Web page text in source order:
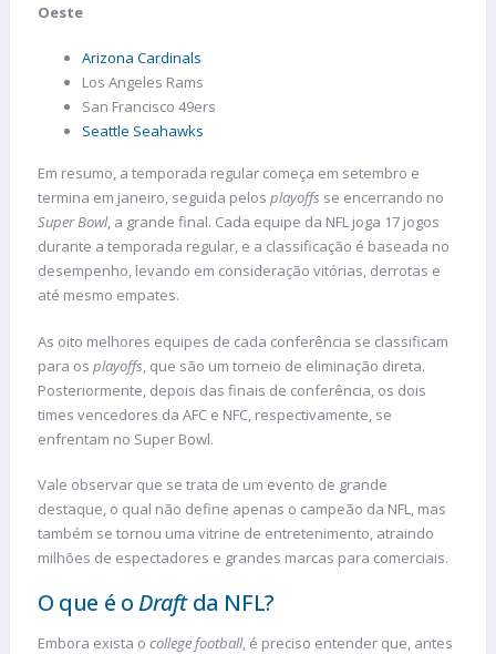
Oeste
Arizona Cardinals
Los Angeles Rams
San Francisco 49ers
Seattle Seahawks
Em resumo, a temporada regular começa em setembro e
termina em janeiro, seguida pelos playoffs se encerrando no
Super Bowl, a grande final. Cada equipe da NFL joga 17 jogos
durante a temporada regular, e a classificação é baseada no
desempenho, levando em consideração vitórias, derrotas e
até mesmo empates.
As oito melhores equipes de cada conferência se classificam
para os playoffs, que são um torneio de eliminação direta.
Posteriormente, depois das finais de conferência, os dois
times vencedores da AFC e NFC, respectivamente, se
enfrentam no Super Bowl.
Vale observar que se trata de um evento de grande
destaque, o qual não define apenas o campeão da NFL, mas
também se tornou uma vitrine de entretenimento, atraindo
milhões de espectadores e grandes marcas para comerciais.
O que é oDraftda NFL?
Embora exista o college football, é preciso entender que, antes